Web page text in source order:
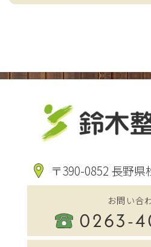
〒390-0852 長野
お問い合
0263-